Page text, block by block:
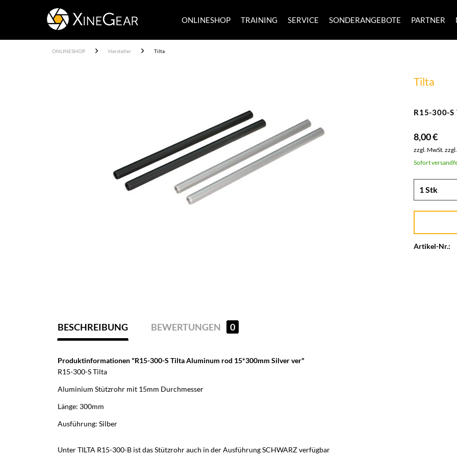
ONLINESHOP TRAINING SERVICE SONDERANGEBOTE PARTNER
ONLINESHOP Hersteller Tilta
Tilta
R15-300-
8,00 €
zzgl. MwSt.
Sofort
Artikel-Nr.:
BESCHREIBUNG BEWERTUNGEN 0
Produktinformationen "R15-300-S Tilta Aluminum rod 15*300mm Silver ver"
R15-300-S Tilta
Aluminium Stützrohr mit 15mm Durchmesser
Länge: 300mm
Ausführung: Silber
Unter TILTA R15-300-B ist das Stützrohr auch in der Ausführung SCHWARZ verfügbar